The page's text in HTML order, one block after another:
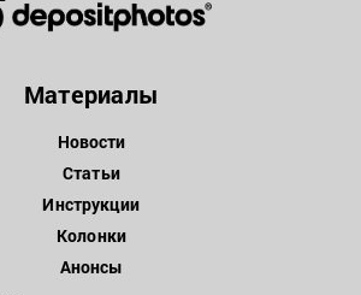
Материалы
Новости
Статьи
Инструкции
Колонки
Анонсы